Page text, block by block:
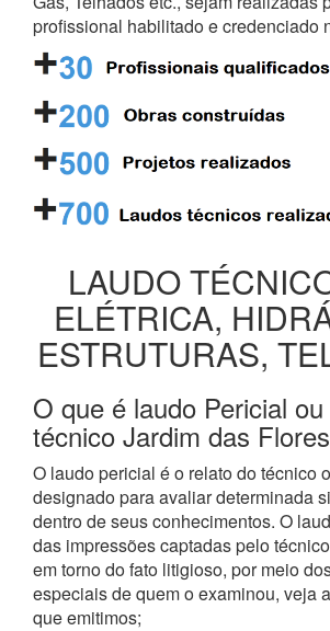
profissional habilitado e credenciado
LAUDO
ELÉTRICA,
ESTRUTURAS,
O que é laudo Pericial
técnico Jardim das
O laudo pericial é o relato do técnico
designado para avaliar determinada
dentro de seus conhecimentos. O
das impressões captadas pelo
em torno do fato litigioso, por meio
especiais de quem o examinou, veja
que emitimos;